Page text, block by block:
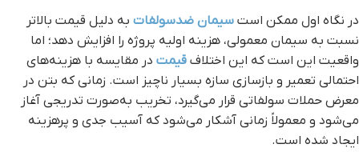
در نگاه اول ممکن است سیمان ضدسولفات به دلیل قیمت بالاتر
نسبت به سیمان معمولی، هزینه اولیه پروژه را افزایش دهد؛ اما
واقعیت این است که این اختلاف قیمت در مقایسه با هزینه‌های
احتمالی تعمیر و بازسازی سازه بسیار ناچیز است. زمانی که بتن در
معرض حملات سولفاتی قرار می‌گیرد، تخریب به‌صورت تدریجی آغاز
می‌شود و معمولاً زمانی آشکار می‌شود که آسیب جدی و پرهزینه
ایجاد شده است.